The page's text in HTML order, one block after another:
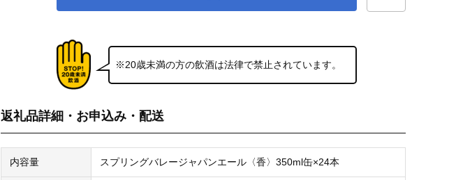
※20歳未満の方の飲酒は法律で禁止されています。
返礼品詳細・お申込み・配送
内容量 スプリングバレージャパンエール〈香〉350ml缶×24本